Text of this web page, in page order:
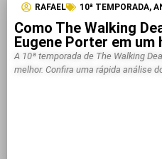
RAFAEL 10ª TEMPORADA,
Como The Walking
Eugene Porter em um
A 10ª temporada de The Walking
melhor. Confira uma rápida análise